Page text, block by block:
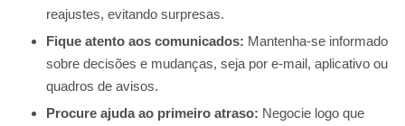
reajustes, evitando surpresas.
Fique atento aos comunicados: Mantenha-se informado
sobre decisões e mudanças, seja por e-mail, aplicativo ou
quadros de avisos.
Procure ajuda ao primeiro atraso: Negocie logo que